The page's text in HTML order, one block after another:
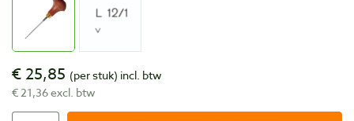
€ 25,85 (per stuk) incl. btw
€ 21,36 excl. btw